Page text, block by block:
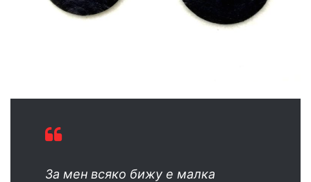
За мен всяко бижу е малка